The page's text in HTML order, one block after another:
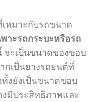
หมาะกับรถขนาด
าะรถกระบะหรือรถ
จะเป็นขนาดของขอบ
กเป็นยางรถยนต์ที่
งยังเป็นขนาดขอบ
มีประสิทธิภาพและ